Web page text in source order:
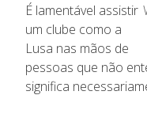
É lamentável assistir
um clube como a
Lusa nas mãos de
pessoas que não
significa